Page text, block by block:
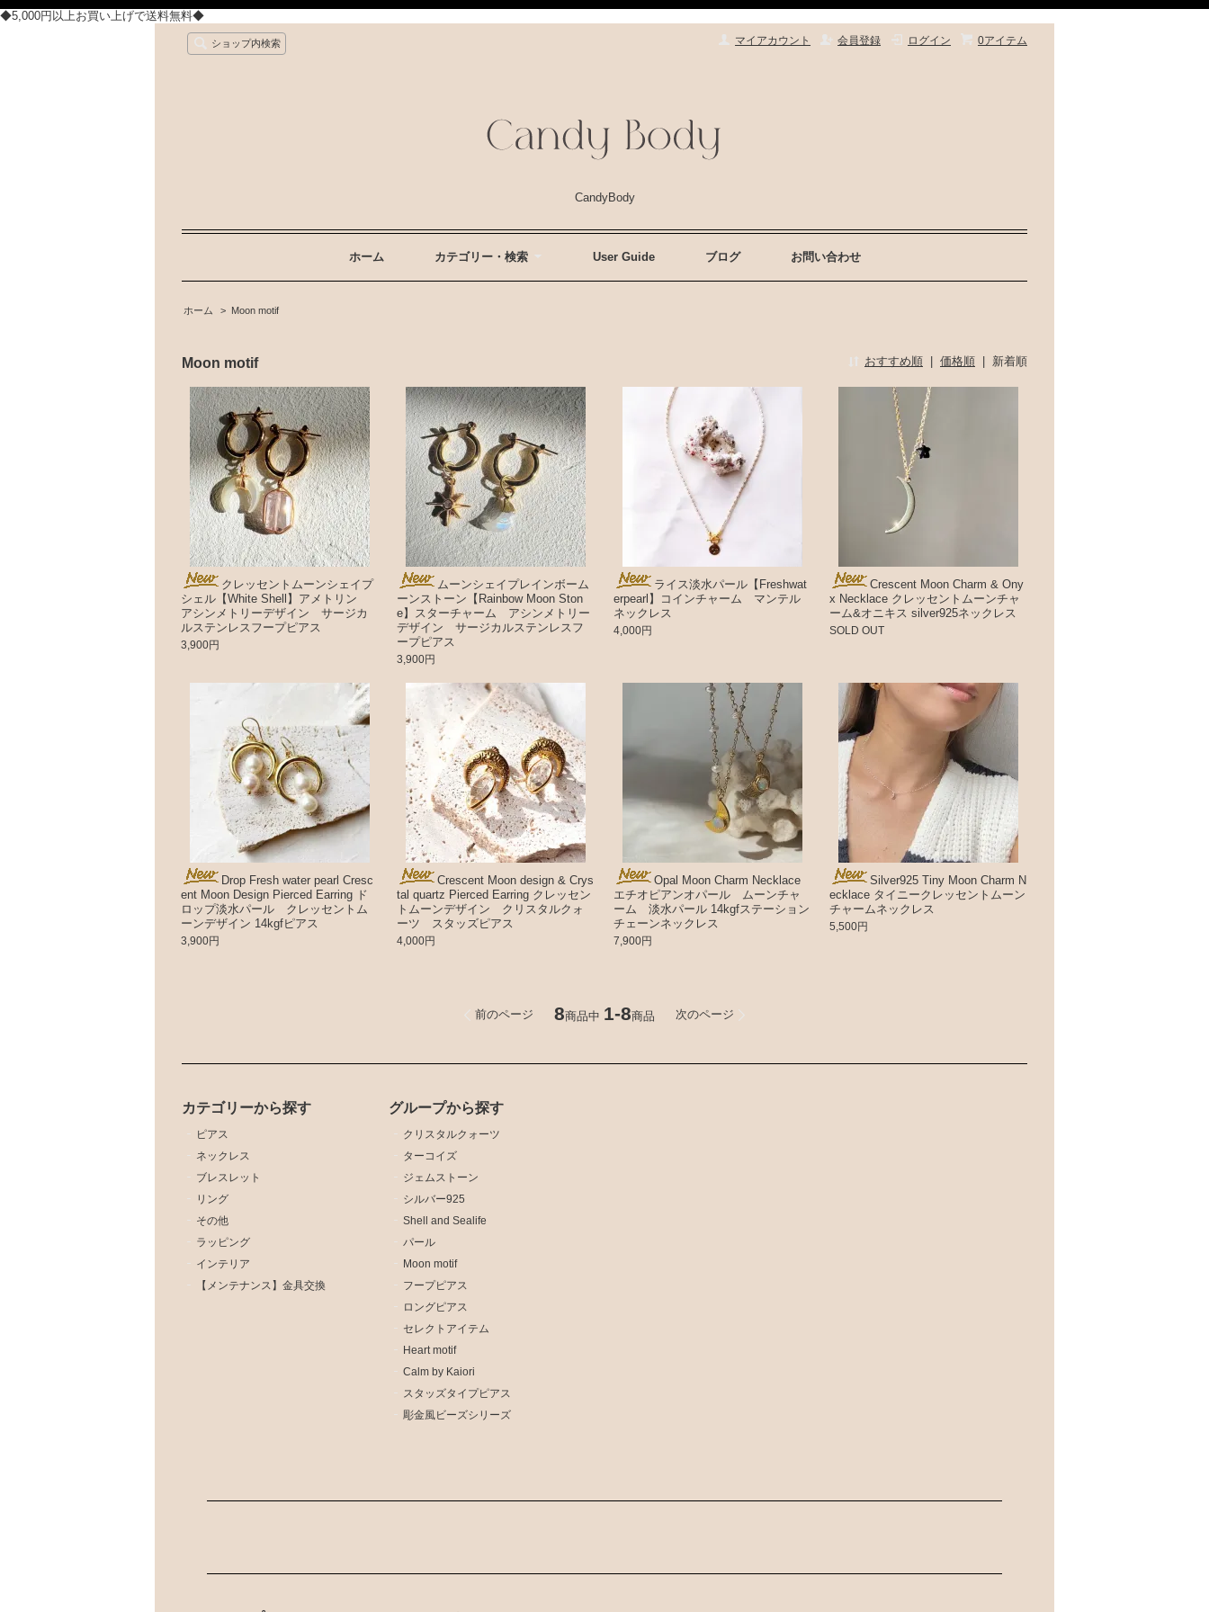
◆5,000円以上お買い上げで送料無料◆
0アイテム
ログイン
会員登録
マイアカウント
ショップ内検索
CandyBody
ホーム カテゴリー・検索 User Guide ブログ お問い合わせ
ホーム > Moon motif
Moon motif おすすめ順 | 価格順 | 新着順
クレッセントムーンシェイプ
シェル【White Shell】アメトリン
アシンメトリーデザイン サージカ
ルステンレスフープピアス
3,900円
ムーンシェイプレインボーム
ーンストーン【Rainbow Moon Ston
e】スターチャーム アシンメトリー
デザイン サージカルステンレスフ
ープピアス
3,900円
ライス淡水パール【Freshwat
erpearl】コインチャーム マンテル
ネックレス
4,000円
Crescent Moon Charm & Ony
x Necklace クレッセントムーンチャ
ーム&オニキス silver925ネックレス
SOLD OUT
Drop Fresh water pearl Cresc
ent Moon Design Pierced Earring ド
ロップ淡水パール クレッセントム
ーンデザイン 14kgfピアス
3,900円
Crescent Moon design & Crys
tal quartz Pierced Earring クレッセン
トムーンデザイン クリスタルクォ
ーツ スタッズピアス
4,000円
Opal Moon Charm Necklace
エチオピアンオパール ムーンチャ
ーム 淡水パール 14kgfステーション
チェーンネックレス
7,900円
Silver925 Tiny Moon Charm N
ecklace タイニークレッセントムーン
チャームネックレス
5,500円
前のページ 8商品中 1-8商品 次のページ
カテゴリーから探す
ピアス
ネックレス
ブレスレット
リング
その他
ラッピング
インテリア
【メンテナンス】金具交換
グループから探す
クリスタルクォーツ
ターコイズ
ジェムストーン
シルバー925
Shell and Sealife
パール
Moon motif
フープピアス
ロングピアス
セレクトアイテム
Heart motif
Calm by Kaiori
スタッズタイプピアス
彫金風ビーズシリーズ